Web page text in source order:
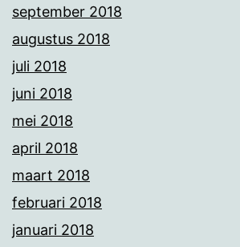
september 2018
augustus 2018
juli 2018
juni 2018
mei 2018
april 2018
maart 2018
februari 2018
januari 2018